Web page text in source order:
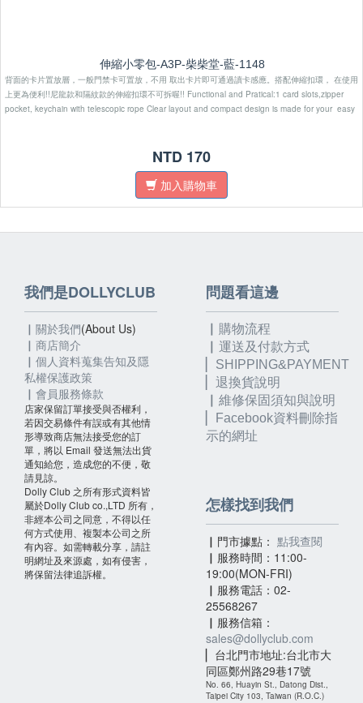
伸縮小零包-A3P-柴柴堂-藍-1148
背面的卡片置放層，一般門禁卡可置放，不用 取出卡片即可通過讀卡感應。搭配伸縮扣環， 在使用
上更為便利!!尼龍款和隔紋款的伸縮扣環不可拆喔!! Functional and Pratical:1 card slots,zipper
pocket, keychain with telescopic rope Clear layout and compact design is made for your easy
NTD 170
加入購物車
我們是DOLLYCLUB
▏關於我們(About Us)
▏ 商店簡介
▏個人資料蒐集告知及隱
私權保護政策
▏會員服務條款
店家保留訂單接受與否權利，
若因交易條件有誤或有其他情
形導致商店無法接受您的訂
單，將以 Email 發送無法出貨
通知給您，造成您的不便，敬
請見諒。
Dolly Club 之所有形式資料皆
屬於Dolly Club co.,LTD 所有，
非經本公司之同意，不得以任
何方式使用、複製本公司之所
有內容。如需轉載分享，請註
明網址及來源處，如有侵害，
將保留法律追訴權。
問題看這邊
▏購物流程
▏運送及付款方式
▏SHIPPING&PAYMENT
▏退換貨說明
▏維修保固須知與說明
Facebook資料刪除指
示的網址
怎樣找到我們
▏門市據點： 點我查閱
▏服務時間：11:00-
19:00(MON-FRI)
▏服務電話：02-
25568267
▏服務信箱：
sales@dollyclub.com
▏台北門市地址:台北市大
同區鄭州路29巷17號
No. 66, Huayin St., Datong Dist.,
Taipei City 103, Taiwan (R.O.C.)